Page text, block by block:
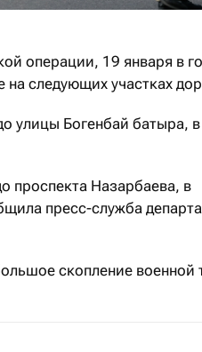
операции, 19 января в
следующих участках
улицы Богенбай батыра, в
проспекта Назарбаева, в
пресс-служба
скопление военной